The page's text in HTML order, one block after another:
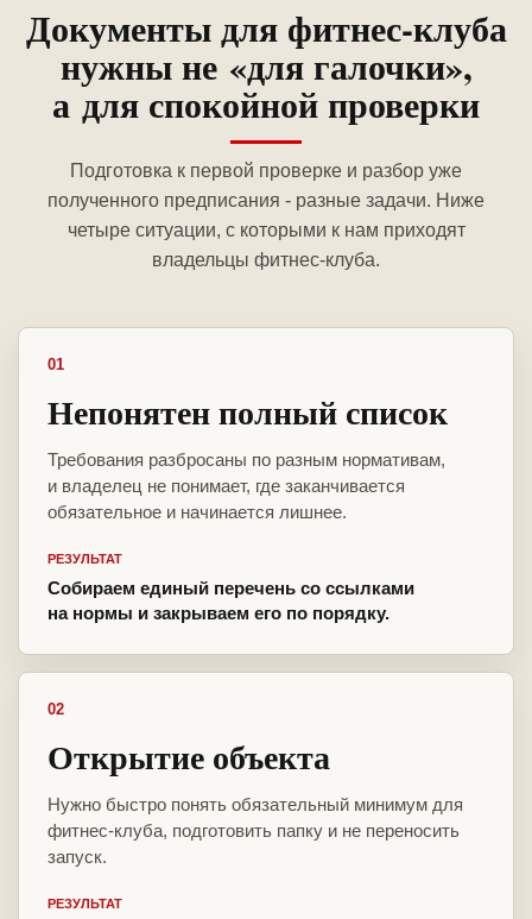
Документы для фитнес-клуба
нужны не «для галочки»,
а для спокойной проверки
Подготовка к первой проверке и разбор уже
полученного предписания - разные задачи. Ниже
четыре ситуации, с которыми к нам приходят
владельцы фитнес-клуба.
01
Непонятен полный список
Требования разбросаны по разным нормативам,
и владелец не понимает, где заканчивается
обязательное и начинается лишнее.
РЕЗУЛЬТАТ
Собираем единый перечень со ссылками
на нормы и закрываем его по порядку.
02
Открытие объекта
Нужно быстро понять обязательный минимум для
фитнес-клуба, подготовить папку и не переносить
запуск.
РЕЗУЛЬТАТ